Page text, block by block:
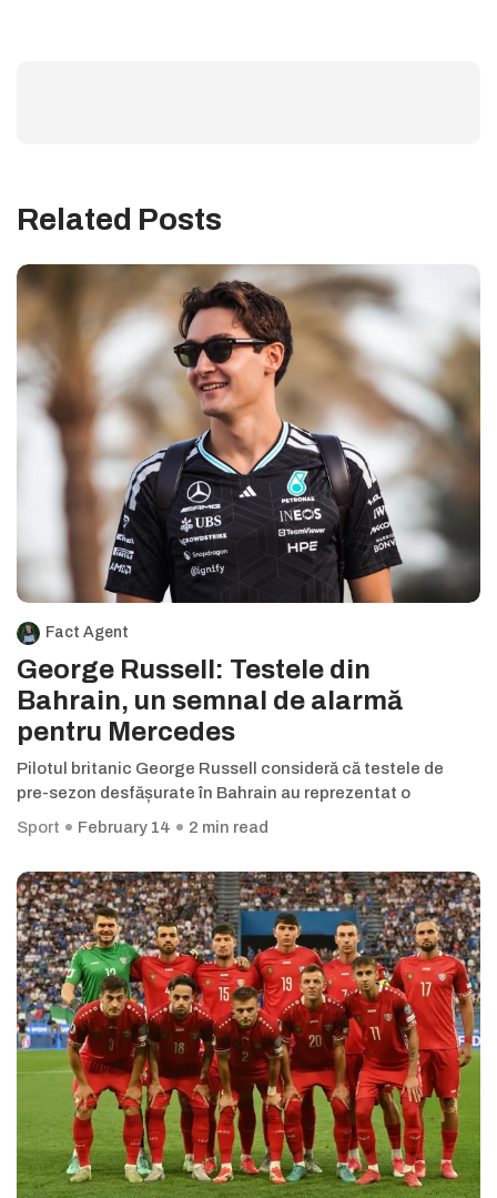
Related Posts
Fact Agent
George Russell: Testele din
Bahrain, un semnal de alarmă
pentru Mercedes
Pilotul britanic George Russell consideră că testele de
pre-sezon desfășurate în Bahrain au reprezentat o
Sport
February 14 2 min read